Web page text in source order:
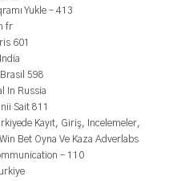
Yukle – 413
fr
601
598
In Russia
Sait 811
Kayıt, Giriş, Incelemeler,
Bet Oyna Ve Kaza Adverlabs
– 110